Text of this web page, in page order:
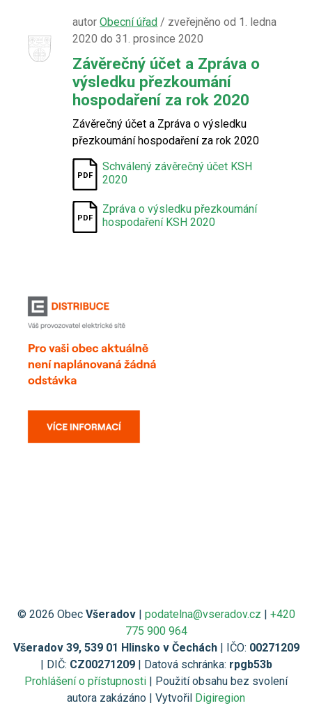
autorObecní úřad / zveřejněno od 1. ledna
2020 do 31. prosince 2020
Závěrečný účet a Zpráva o
výsledku přezkoumání
hospodaření za rok 2020
Závěrečný účet a Zpráva o výsledku
přezkoumání hospodaření za rok 2020
Schválený závěrečný účet KSH
2020
Zpráva o výsledku přezkoumání
hospodaření KSH 2020
© 2026 Obec Všeradov| podatelna@vseradov.cz | +420
775 900 964
Všeradov 39, 539 01 Hlinsko v Čechách| IČO: 00271209
| DIČ: CZ00271209| Datová schránka: rpgb53b
Prohlášení o přístupnosti | Použití obsahu bez svolení
autora zakázáno | Vytvořil Digiregion